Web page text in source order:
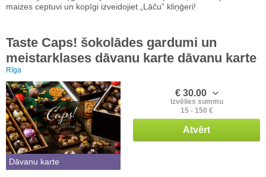
maizes ceptuvi un kopīgi izveidojiet „Lāču” kliņģeri!
Taste Caps! šokolādes gardumi un
meistarklases dāvanu karte dāvanu karte
Rīga
Dāvanu karte
€ 30.00
Izvēlies summu
15 - 150 €
Atvērt